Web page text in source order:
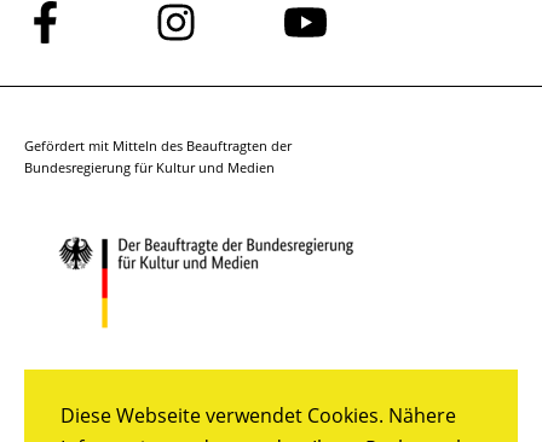
Diese Webseite verwendet Cookies. Nähere
Folge
uns
auf
Folge
uns
auf
Folge
auf
Gefördert mit Mitteln des Beauftragten der
Bundesregierung für Kultur und Medien